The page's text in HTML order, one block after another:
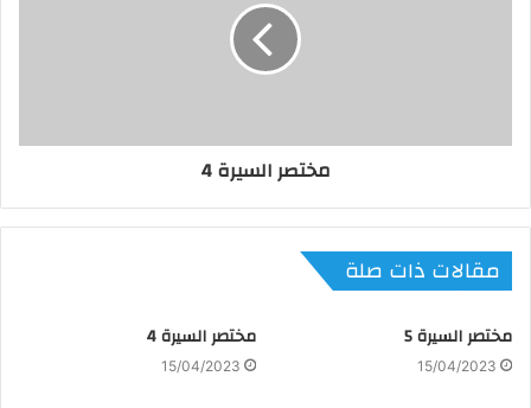
مختصر السيرة 4
مقالات ذات صلة
مختصر السيرة 5
15/04/2023
مختصر السيرة 4
15/04/2023